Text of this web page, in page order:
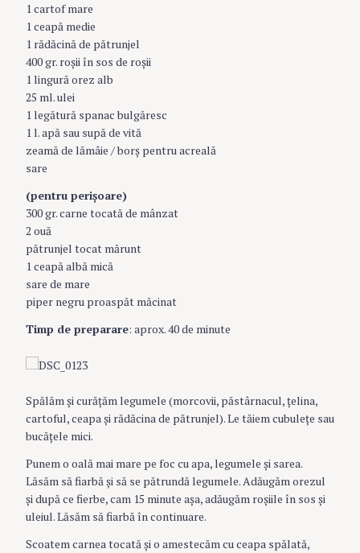
1 cartof mare
1 ceapă medie
1 rădăcină de pătrunjel
400 gr. roşii în sos de roşii
1 lingură orez alb
25 ml. ulei
1 legătură spanac bulgăresc
1 l. apă sau supă de vită
zeamă de lămâie / borş pentru acreală
sare
(pentru perişoare)
300 gr. carne tocată de mânzat
2 ouă
pătrunjel tocat mărunt
1 ceapă albă mică
sare de mare
piper negru proaspăt măcinat
Timp de preparare: aprox. 40 de minute
Spălăm şi curăţăm legumele (morcovii, păstârnacul, ţelina,
cartoful, ceapa şi rădăcina de pătrunjel). Le tăiem cubuleţe sau
bucăţele mici.
Punem o oală mai mare pe foc cu apa, legumele şi sarea.
Lăsăm să fiarbă şi să se pătrundă legumele. Adăugăm orezul
şi după ce fierbe, cam 15 minute aşa, adăugăm roşiile în sos şi
uleiul. Lăsăm să fiarbă în continuare.
Scoatem carnea tocată şi o amestecăm cu ceapa spălată,